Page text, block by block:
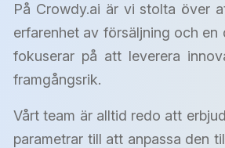
På Crowdy.ai är vi stolta över
erfarenhet av försäljning och
fokuserar på att leverera
framgångsrik.
Vårt team är alltid redo att
parametrar till att anpassa den